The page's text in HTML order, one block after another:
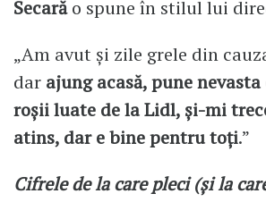
Secarăo spune în stilul lui
„Am avut și zile grele din
dar ajung acasă, pune
roșii luate de la Lidl, și-mi
atins, dar e bine pentru toți.”
Cifrele de la care pleci (și la